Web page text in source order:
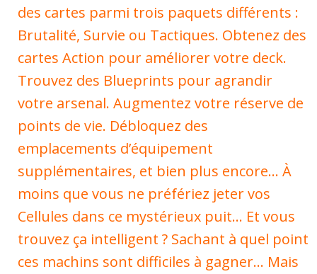
des cartes parmi trois paquets différents :
Brutalité, Survie ou Tactiques. Obtenez des
cartes Action pour améliorer votre deck.
Trouvez des Blueprints pour agrandir
votre arsenal. Augmentez votre réserve de
points de vie. Débloquez des
emplacements d’équipement
supplémentaires, et bien plus encore… À
moins que vous ne préfériez jeter vos
Cellules dans ce mystérieux puit… Et vous
trouvez ça intelligent ? Sachant à quel point
ces machins sont difficiles à gagner… Mais